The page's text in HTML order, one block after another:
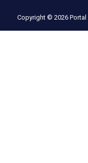
Copyright © 2026